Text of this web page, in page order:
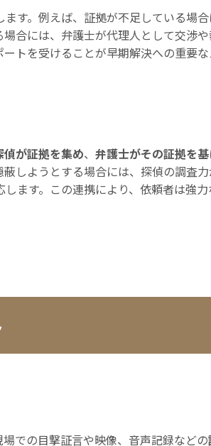
ます。例えば、証拠が不足している場合
合には、弁護士が代理人として交渉
トを受けることが早期解決への重要な
偵が証拠を集め、 弁護士がその証拠を
しようとする場合には、探偵の調査
ます。この連携により、依頼者は強
場での目撃証言や映像、音声記録などの